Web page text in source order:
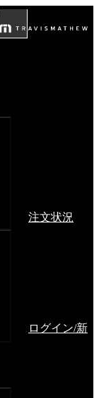
注文状況
ログイン/新